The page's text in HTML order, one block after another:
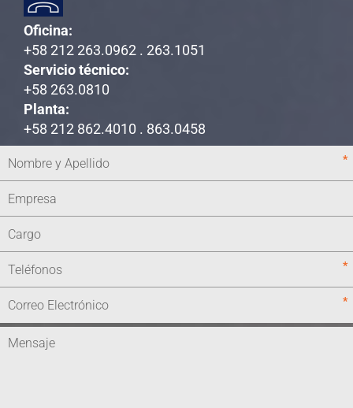
Oficina:
+58 212 263.0962 . 263.1051
Servicio técnico:
+58 263.0810
Planta:
+58 212 862.4010 . 863.0458
*
*
*